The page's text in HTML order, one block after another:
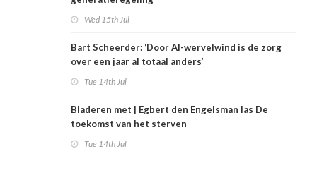
Wed 15th Jul
Bart Scheerder: ‘Door AI-wervelwind is de zorg
over een jaar al totaal anders’
Tue 14th Jul
Bladeren met | Egbert den Engelsman las De
toekomst van het sterven
Tue 14th Jul